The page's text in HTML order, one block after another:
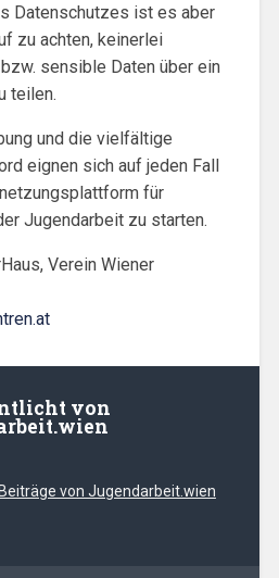
Datenschutzes ist es aber
zu achten, keinerlei
sensible Daten über ein
teilen.
und die vielfältige
eignen sich auf jeden Fall
für
Jugendarbeit zu starten.
Verein Wiener
von
von Jugendarbeit.wien